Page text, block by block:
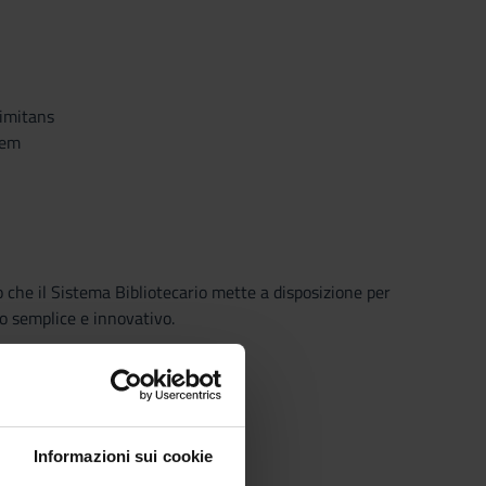
Informazioni sui cookie
il Sistema Bibliotecario mette a disposizione per
semplice e innovativo.